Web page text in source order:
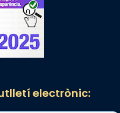
ves per les
electrònic: